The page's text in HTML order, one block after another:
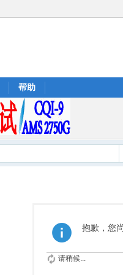
帮助
抱歉，您
请稍候...